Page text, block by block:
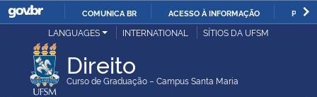
IR
COMUNICA BR ACESSO À INFORMAÇÃO
Ministério da Justiça e Segurança Pública
LANGUAGES INTERNATIONAL SÍTIOS DA UFSM
Direito
Curso de Graduação – Campus Santa Maria